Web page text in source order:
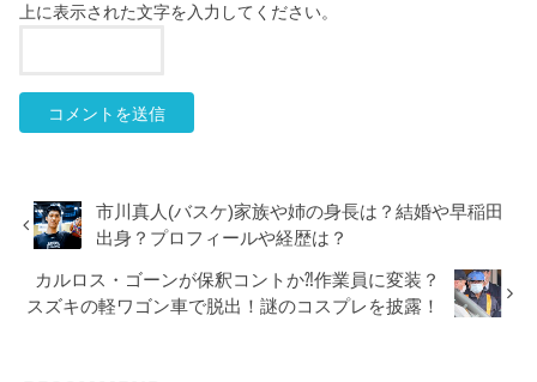
上に表示された文字を入力してください。
市川真人(バスケ)家族や姉の身長は？結婚や早稲田
出身？プロフィールや経歴は？
カルロス・ゴーンが保釈コントか⁈作業員に変装？
スズキの軽ワゴン車で脱出！謎のコスプレを披露！